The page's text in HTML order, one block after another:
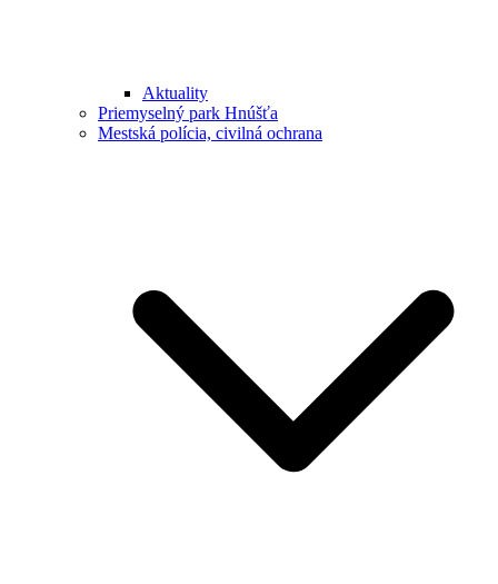
Aktuality
Priemyselný park Hnúšťa
Mestská polícia, civilná ochrana